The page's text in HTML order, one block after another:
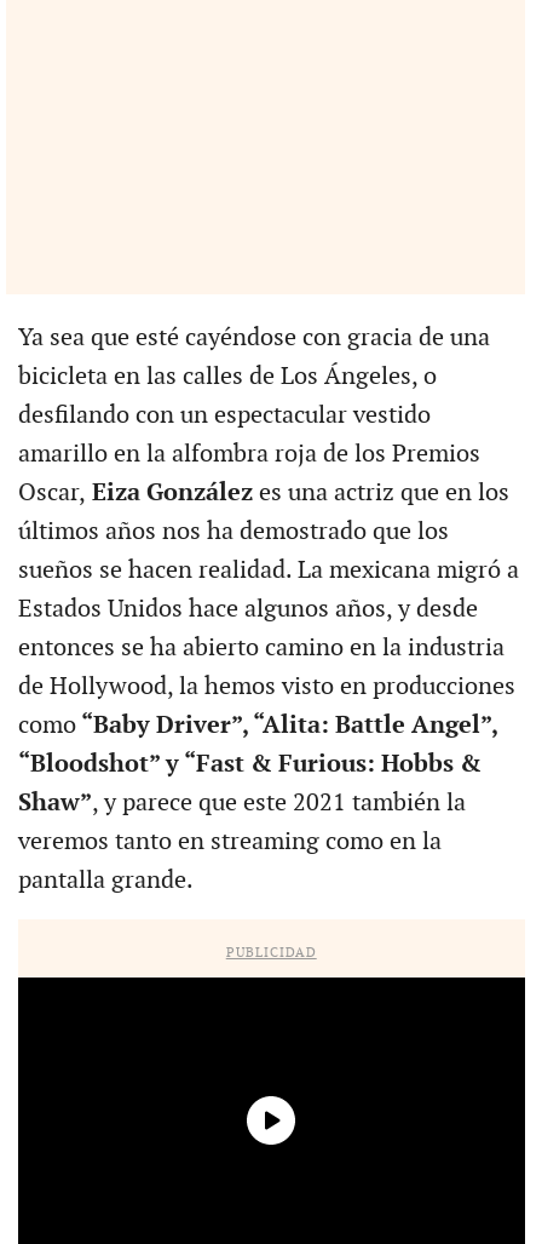
Ya sea que esté cayéndose con gracia de una
bicicleta en las calles de Los Ángeles, o
desfilando con un espectacular vestido
amarillo en la alfombra roja de los Premios
Oscar, Eiza Gonzálezes una actriz que en los
últimos años nos ha demostrado que los
sueños se hacen realidad. La mexicana migró a
Estados Unidos hace algunos años, y desde
entonces se ha abierto camino en la industria
de Hollywood, la hemos visto en producciones
como“Baby Driver”, “Alita: Battle Angel”,
“Bloodshot” y “Fast & Furious: Hobbs &
Shaw”, y parece que este 2021 también la
veremos tanto en streaming como en la
pantalla grande.
PUBLICIDAD